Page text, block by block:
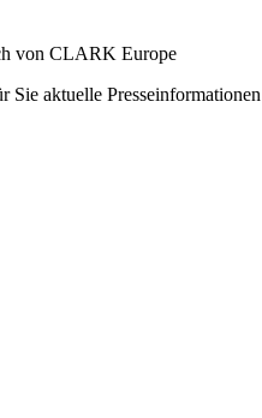
von CLARK Europe
Sie aktuelle